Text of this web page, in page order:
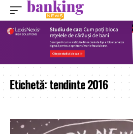
Etichetă:tendinte 2016